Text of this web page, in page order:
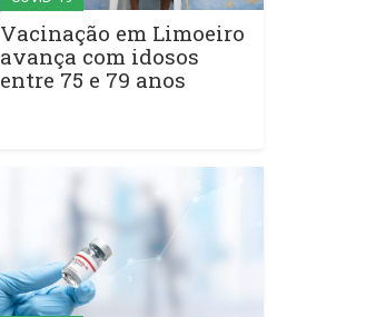
Vacinação em Limoeiro
avança com idosos
entre 75 e 79 anos